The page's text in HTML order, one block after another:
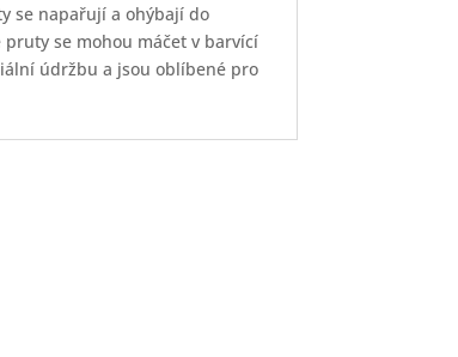
se napařují a ohýbají do
se mohou máčet v barvící
údržbu a jsou oblíbené pro